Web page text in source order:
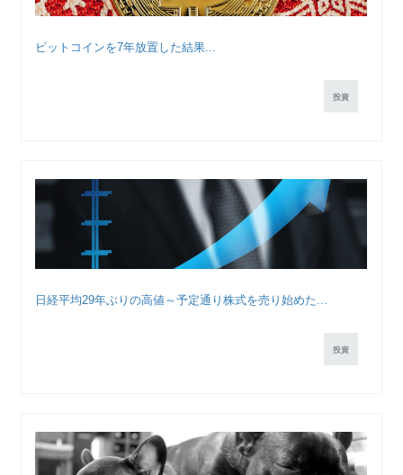
ビットコインを7年放置した結果...
投資
日経平均29年ぶりの高値～予定通り株式を売り始めた...
投資